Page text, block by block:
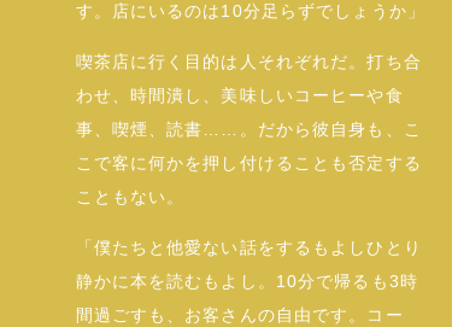
す。店にいるのは10分足らずでしょうか」
喫茶店に行く目的は人それぞれだ。打ち合
わせ、時間潰し、美味しいコーヒーや食
事、喫煙、読書……。だから彼自身も、こ
こで客に何かを押し付けることも否定する
こともない。
「僕たちと他愛ない話をするもよしひとり
静かに本を読むもよし。10分で帰るも3時
間過ごすも、お客さんの自由です。コー